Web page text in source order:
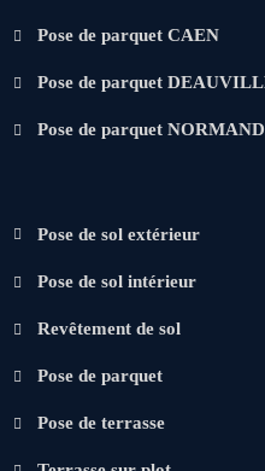
Pose de parquet CAEN
Pose de parquet
Pose de parquet
Pose de sol extérieur
Pose de sol intérieur
Revêtement de sol
Pose de parquet
Pose de terrasse